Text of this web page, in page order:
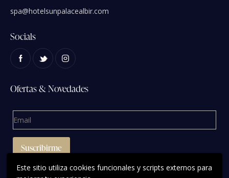
Este sitio utiliza cookies funcionales y scripts externos para
spa@hotelsunpalacealbir.com
Socials
Ofertas & Novedades